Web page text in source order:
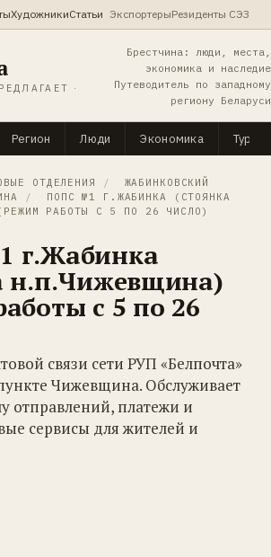
ХудожникиСтатьи ЭкспортерыРезиденты СЭЗ
·
Брестчина: люди, места,
экономика и наследие
Путеводитель по западному
региону Беларуси
Регион Люди Экономика
ОТДЕЛЕНИЯ /
ЖАБИНКОВСКИЙ
/
ПОПС №1 Г.ЖАБИНКА (СТОЯНКА
РАБОТЫ С 5 ПО 26 ЧИСЛО)
г.Жабинка
н.п.Чижевщина)
с 5 по 26
связи сети РУП «Белпочта»
Чижевщина. Обслуживает
отправлений, платежи и
сервисы для жителей и